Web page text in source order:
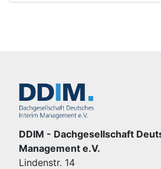
DDIM - Dachgesellschaft
Management e.V.
Lindenstr. 14